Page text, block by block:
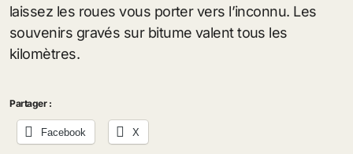
laissez les roues vous porter vers l’inconnu. Les
souvenirs gravés sur bitume valent tous les
kilomètres.
Partager :
Facebook X